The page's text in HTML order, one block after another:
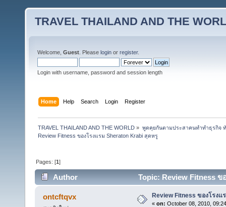
TRAVEL THAILAND AND THE
Welcome, Guest . Please login or register.
Login with username, password and session length
Home Help Search Login Register
TRAVEL THAILAND AND THE WORLD » พูดคุยกันตามประสาคนทำทำธุรกิจ ทั
Review Fitness ของโรงแรม Sheraton Krabi สุดหรู
Pages: [1]
Author Topic: Review Fitness ข
ontcftqvx Review Fitness ของโรง
« on: October 08, 2010,